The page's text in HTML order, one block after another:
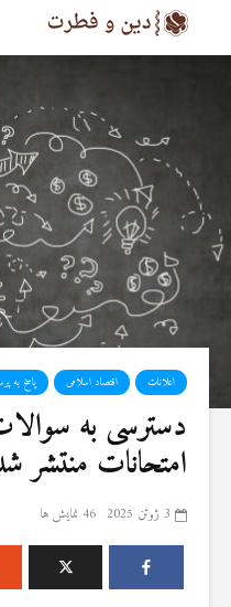
اعلانات اقتصاد اسلامی پاسخ به
دسترسی به
امتحانات منتشر
3 ژوئن 2025 46 نمایش ها